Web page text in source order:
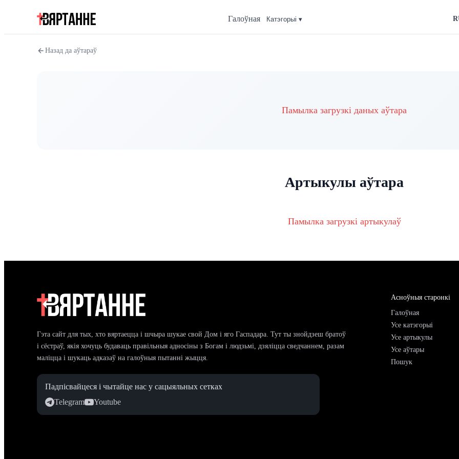
Галоўная Катэгорыi ▾
Назад да аўтараў
Памылка загрузкі даных аўтара
Артыкулы аўтара
Памылка загрузкі артыкулаў
Гэта сайт для тых, хто вяртаецца і шчыра шукае свой Дом і яго Гаспадара. Тут ты знойдзеш братоў
і сёстраў, якія хочуць будаваць правільныя адносіны з Богам і людзьмі, дзяліцца сведчаннем, разам
маліцца і шукаць адказаў на галоўныя пытанні жыцця.
Падпісвайцеся і чытайце нас у сацыяльных сетках
Telegram
Youtube
Асноўныя старонкі
Галоўная
Усе катэгорыі
Усе артыкулы
Усе аўтары
Пошук